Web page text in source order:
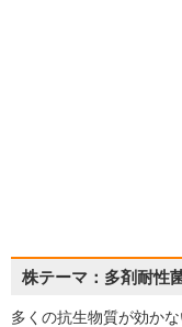
株テーマ：多剤耐性
多くの抗生物質が効か